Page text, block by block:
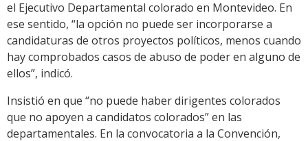
el Ejecutivo Departamental colorado en Montevideo. En
ese sentido, “la opción no puede ser incorporarse a
candidaturas de otros proyectos políticos, menos cuando
hay comprobados casos de abuso de poder en alguno de
ellos”, indicó.
Insistió en que “no puede haber dirigentes colorados
que no apoyen a candidatos colorados” en las
departamentales. En la convocatoria a la Convención,